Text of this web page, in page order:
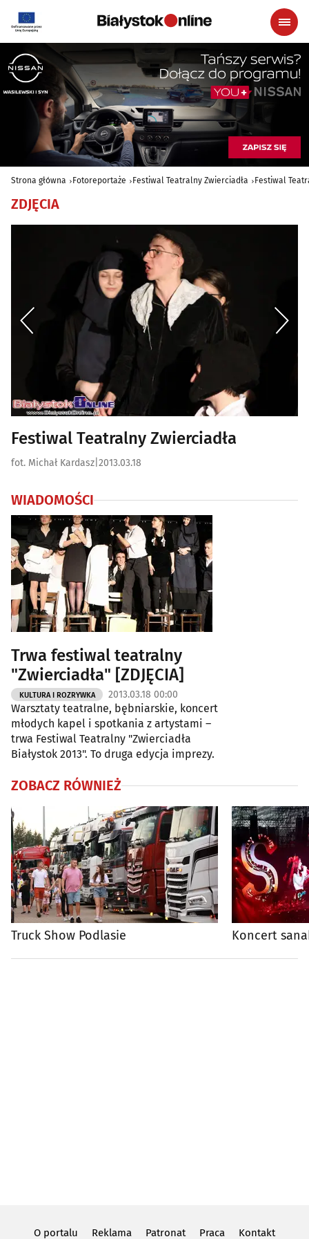
Strona główna Fotoreportaże Festiwal Teatralny Zwierciadła Festiwal
ZDJĘCIA
Festiwal Teatralny Zwierciadła
fot. Michał Kardasz 2013.03.18
WIADOMOŚCI
Trwa festiwal teatralny
"Zwierciadła" [ZDJĘCIA]
KULTURA I ROZRYWKA 2013.03.18 00:00
Warsztaty teatralne, bębniarskie, koncert
młodych kapel i spotkania z artystami –
trwa Festiwal Teatralny "Zwierciadła
Białystok 2013". To druga edycja imprezy.
ZOBACZ RÓWNIEŻ
Truck Show Podlasie Koncert
O portalu Reklama Patronat Praca Kontakt